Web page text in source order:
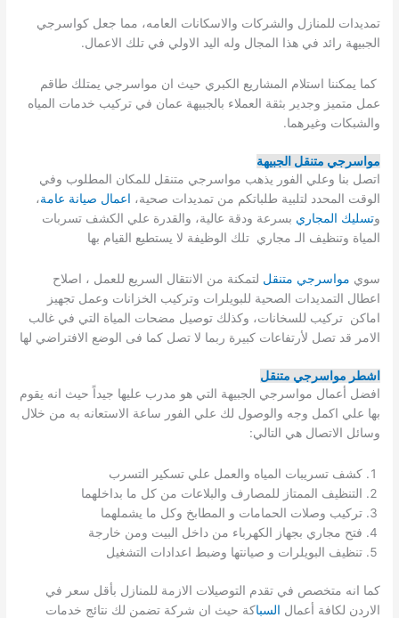
تمديدات للمنازل والشركات والاسكانات العامه، مما جعل كواسرجي
الجبيهة رائد في هذا المجال وله اليد الاولي في تلك الاعمال.
كما يمكننا استلام المشاريع الكبري حيث ان مواسرجي يمتلك طاقم
عمل متميز وجدير بثقة العملاء بالجبيهة عمان في تركيب خدمات المياه
والشبكات وغيرهما.
مواسرجي متنقل الجبيهة
اتصل بنا وعلي الفور يذهب مواسرجي متنقل للمكان المطلوب وفي
الوقت المحدد لتلبية طلباتكم من تمديدات صحية، اعمال صيانة عامة،
وتسليك المجاري بسرعة ودقة عالية، والقدرة علي الكشف تسربات
المياة وتنظيف الـ مجاري تلك الوظيفة لا يستطيع القيام بها
سوي مواسرجي متنقل لتمكنة من الانتقال السريع للعمل ، اصلاح
اعطال التمديدات الصحية للبويلرات وتركيب الخزانات وعمل تجهيز
اماكن تركيب للسخانات، وكذلك توصيل مضحات المياة التي في غالب
الامر قد تصل لأرتفاعات كبيرة ربما لا تصل كما فى الوضع الافتراضي لها
اشطر مواسرجي متنقل
افضل أعمال مواسرجي الجبيهة التي هو مدرب عليها جيداً حيث انه يقوم
بها علي اكمل وجه والوصول لك علي الفور ساعة الاستعانه به من خلال
وسائل الاتصال هي التالي:
كشف تسريبات المياه والعمل علي تسكير التسرب
التنظيف الممتاز للمصارف والبلاعات من كل ما بداخلهما
تركيب وصلات الحمامات و المطابخ وكل ما يشملهما
فتح مجاري بجهاز الكهرباء من داخل البيت ومن خارجة
تنظيف البويلرات و صيانتها وضبط اعدادات التشغيل
كما انه متخصص في تقدم التوصيلات الازمة للمنازل بأقل سعر في
الاردن لكافة أعمال السباكة حيث ان شركة تضمن لك نتائج خدمات